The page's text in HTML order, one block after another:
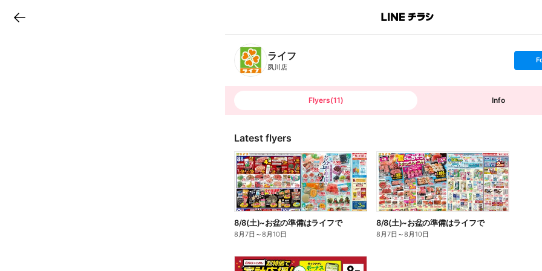
B
n
T
ライフ
夙川店
s
t
o
Flyers(11) Info
Latest flyers
8/8(土)~お盆の準備はライフで
8月7日 ～8月10日
8/8(土)~お盆の準備はライフで
8月7日 ～8月10日